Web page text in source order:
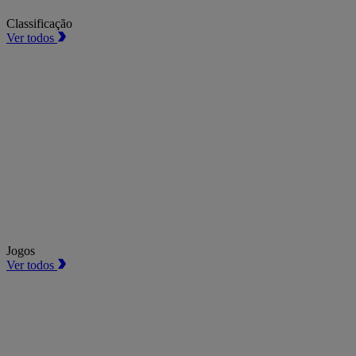
Classificação
Ver todos
Jogos
Ver todos